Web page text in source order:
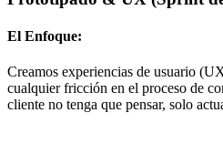
El Enfoque:
Creamos experiencias de usuario
cualquier fricción en el proceso de
cliente no tenga que pensar, solo